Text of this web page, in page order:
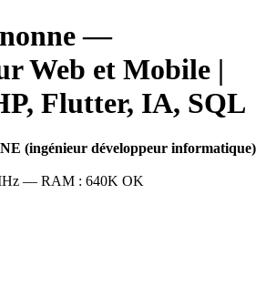
—
Web et Mobile |
Flutter, IA, SQL
(ingénieur développeur informatique)
— RAM : 640K OK